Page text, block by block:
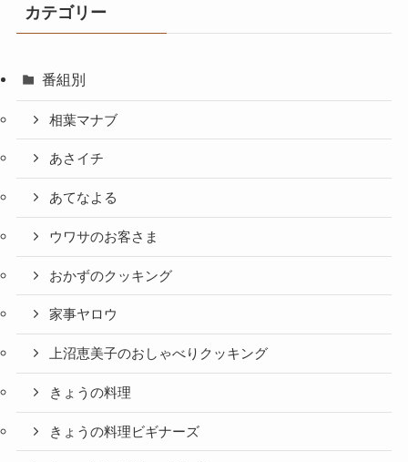
カテゴリー
番組別
相葉マナブ
あさイチ
あてなよる
ウワサのお客さま
おかずのクッキング
家事ヤロウ
上沼恵美子のおしゃべりクッキング
きょうの料理
きょうの料理ビギナーズ